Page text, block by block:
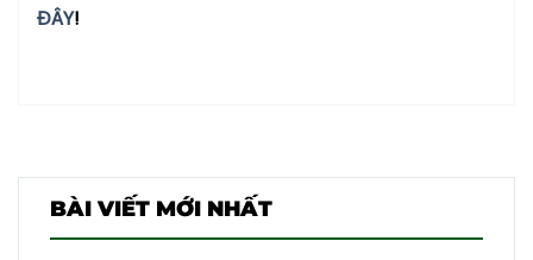
ĐÂY!
BÀI VIẾT MỚI NHẤT